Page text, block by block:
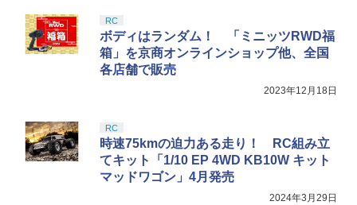
RC
ボディはランダム！ 「ミニッツRWD福
箱」を京商オンラインショップ他、全国
各店舗で販売
2023年12月18日
RC
時速75kmの迫力ある走り！ RC組み立
てキット「1/10 EP 4WD KB10W キット
マッドワゴン」4月発売
2024年3月29日